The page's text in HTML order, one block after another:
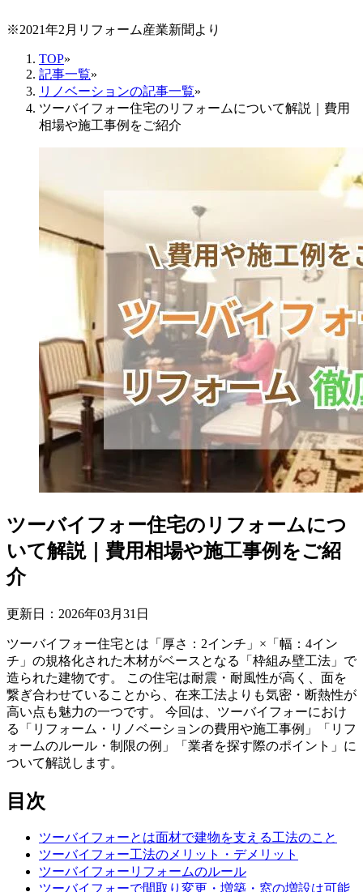
※2021年2月リフォーム産業新聞より
TOP»
記事一覧»
リノベーションの記事一覧»
ツーバイフォー住宅のリフォームについて解説｜費用
相場や施工事例をご紹介
ツーバイフォー住宅のリフォームにつ
いて解説｜費用相場や施工事例をご紹
介
更新日： 2026年03月 31 日
ツーバイフォー住宅とは「厚さ：2インチ」×「幅：4イン
チ」の規格化された木材がベースとなる「枠組み壁工法」で
造られた建物です。 この住宅は耐震・耐風性が高く、面を
繋ぎ合わせていることから、在来工法よりも気密・断熱性が
高い点も魅力の一つです。 今回は、ツーバイフォーにおけ
る「リフォーム・リノベーションの費用や施工事例」「リフ
ォームのルール・制限の例」「業者を探す際のポイント」に
ついて解説します。
目次
ツーバイフォーとは面材で建物を支える工法のこと
ツーバイフォー工法のメリット・デメリット
ツーバイフォーリフォームのルール
ツーバイフォーで間取り変更・増築・窓の増設は可能